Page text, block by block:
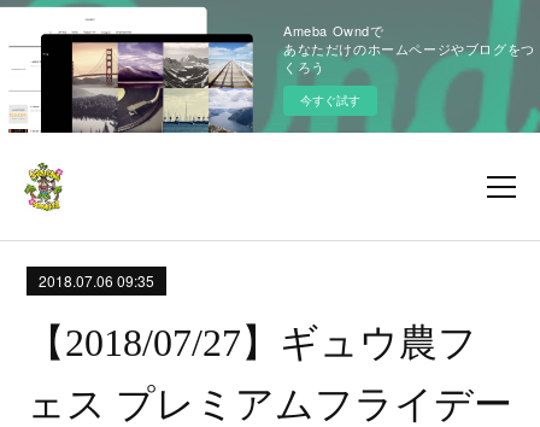
Ameba Owndで
あなただけのホームページやブログをつ
くろう
今すぐ試す
2018.07.06 09:35
【2018/07/27】ギュウ農フ
ェス プレミアムフライデー